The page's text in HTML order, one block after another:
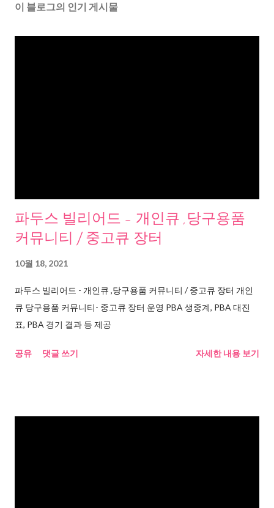
이 블로그의 인기 게시물
파두스 빌리어드 - 개인큐 ,당구용품
커뮤니티 / 중고큐 장터
10월 18, 2021
파두스 빌리어드 - 개인큐 ,당구용품 커뮤니티 / 중고큐 장터 개인
큐 당구용품 커뮤니티- 중고큐 장터 운영 PBA 생중계, PBA 대진
표, PBA 경기 결과 등 제공
공유 댓글 쓰기 자세한 내용 보기